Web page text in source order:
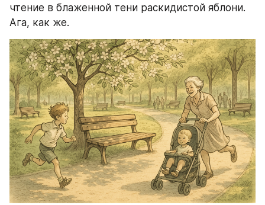
чтение в блаженной тени раскидистой яблони.
Ага, как же.